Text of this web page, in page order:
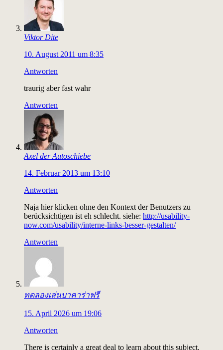
Viktor Dite
10. August 2011 um 8:35
Antworten
traurig aber fast wahr
Antworten
Axel der Autoschiebe
14. Februar 2013 um 13:10
Antworten
Naja hier klicken ohne den Kontext der Benutzers zu
berücksichtigen ist eh schlecht. siehe: http://usability-
now.com/usability/interne-links-besser-gestalten/
Antworten
ทดลองเล่นบาคาร่าฟรี
15. April 2026 um 19:06
Antworten
There is certainly a great deal to learn about this subject.